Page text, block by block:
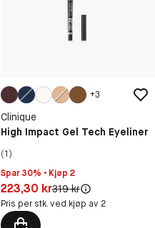
+3
Clinique
High Impact Gel Tech Eyeliner
(1)
Spar 30% • Kjøp 2
Pris: 223,30 kr
223,30 krOriginal pris:
319 kr
Pris per stk. ved kjøp av 2